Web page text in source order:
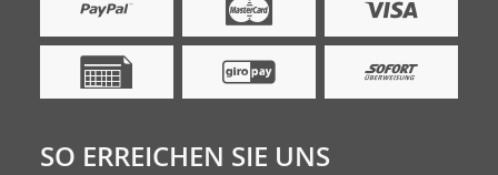
SO ERREICHEN SIE UNS